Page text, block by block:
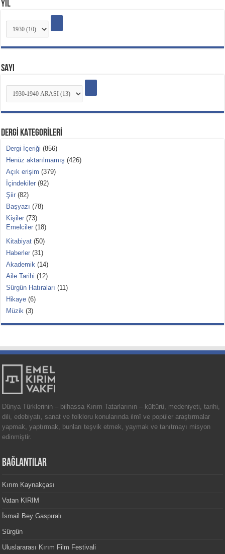
YIL
SAYI
DERGİ KATEGORİLERİ
Dergi İçeriği (856)
Henüz aktarılmamış (426)
Açık erişim (379)
İçindekiler (92)
Şiir (82)
Başyazı (78)
Kişiler (73)
Emelciler (18)
Kitabiyat (50)
Haberler (31)
Akademik (14)
Aile Tarihi (12)
Sürgün Hatıraları (11)
Hikaye (6)
Müzik (3)
Dünya Türklerinin – bilhassa Kırım Tatarlarının – kültürü, medeniyeti, tarihi,
dili, edebiyatı, sanat ve folkloru konularında ilmî ve popüler araştırmalar
yapmak, yaptırmak, bunları teşvik etmek, yaymak ve tanıtmayı misyon
edinmiştir.
BAĞLANTILAR
Kırım Kaynakçası
Vatan KIRIM
İsmail Bey Gaspıralı
Sürgün
Uluslararası Kırım Film Festivali